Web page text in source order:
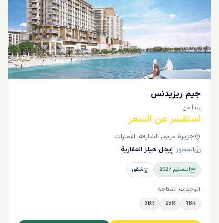
جيم ريزيدنس
يبدأ من
استفسر عن السعر
جزيرة مريم, الشارقة, الامارات
المطور: إيجل هيلز العقارية
التسليم2027 شقق
الوحدات المتاحة
1BR
2BR
3BR